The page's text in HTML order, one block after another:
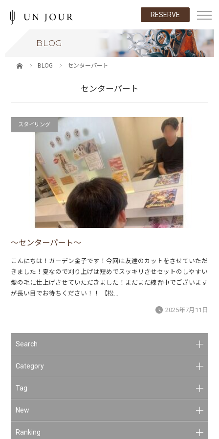
RESERVE
BLOG
BLOG センターパート
センターパート
スタイリング
～センターパート～
こんにちは！ガーデン金子です！今回は友達のカットをさせていただ
きました！夏なので刈り上げは短めでスッキリさせセットのしやすい
髪の毛に仕上げさせていただきました！まだまだ練習中でございます
が長い目でお待ちください！！ 【松...
2025年7月11日
Search
Category
Tag
New
Ranking